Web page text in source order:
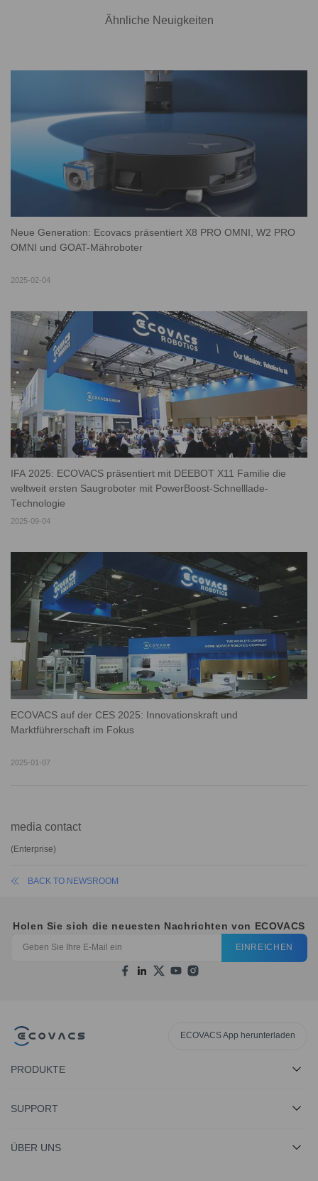
Ähnliche Neuigkeiten
Neue Generation: Ecovacs präsentiert X8 PRO OMNI, W2 PRO
OMNI und GOAT-Mähroboter
2025-02-04
IFA 2025: ECOVACS präsentiert mit DEEBOT X11 Familie die
weltweit ersten Saugroboter mit PowerBoost-Schnelllade-
Technologie
2025-09-04
ECOVACS auf der CES 2025: Innovationskraft und
Marktführerschaft im Fokus
2025-01-07
media contact
(Enterprise)
BACK TO NEWSROOM
Holen Sie sich die neuesten Nachrichten von ECOVACS
EINREICHEN
ECOVACS App herunterladen
PRODUKTE
SUPPORT
ÜBER UNS